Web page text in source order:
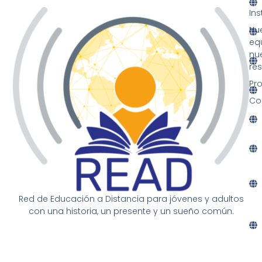
Red de Educación a Distancia para jóvenes y adultos
con una historia, un presente y un sueño común.